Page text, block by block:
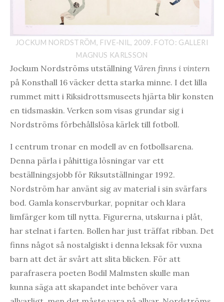
JOCKUM NORDSTRÖM, FIVE-NIL, 2009. FOTO: GALLERI
MAGNUS KARLSSON
Jockum Nordströms utställning Våren finns i vintern
på Konsthall 16 väcker detta starka minne. I det lilla
rummet mitt i Riksidrottsmuseets hjärta blir konsten
en tidsmaskin. Verken som visas grundar sig i
Nordströms förbehållslösa kärlek till fotboll.
I centrum tronar en modell av en fotbollsarena.
Denna pärla i påhittiga lösningar var ett
beställningsjobb för Riksutställningar 1992.
Nordström har använt sig av material i sin svärfars
bod. Gamla konservburkar, popnitar och klara
limfärger kom till nytta. Figurerna, utskurna i plåt,
har stelnat i farten. Bollen har just träffat ribban. Det
finns något så nostalgiskt i denna leksak för vuxna
barn att det är svårt att slita blicken. För att
parafrasera poeten Bodil Malmsten skulle man
kunna säga att skapandet inte behöver vara